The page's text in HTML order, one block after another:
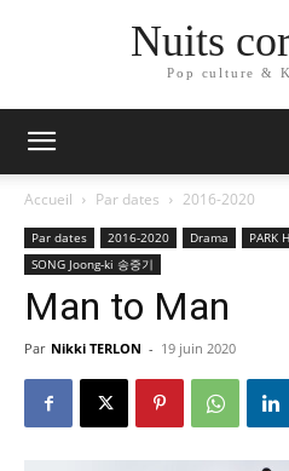
Nuits
Pop culture &
Accueil Par dates 2016-2020
Par dates 2016-2020 Drama PARK
SONG Joong-ki 송중기
Man to Man
Par Nikki TERLON - 19 juin 2020